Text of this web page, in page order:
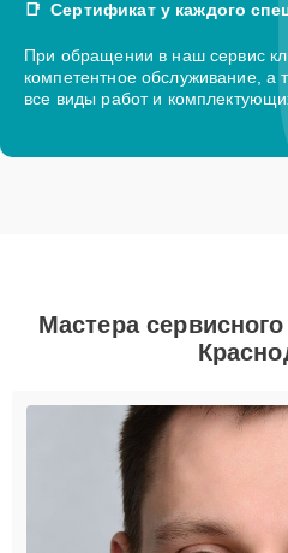
Сертификат у каждого
При обращении в наш сервис
компетентное обслуживание, а
все виды работ и
Мастера